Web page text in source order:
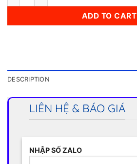
ADD TO CART
DESCRIPTION
LIÊN HỆ & BÁO GIÁ
NHẬP SỐ ZALO